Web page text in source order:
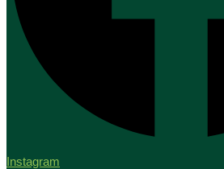
Instagram